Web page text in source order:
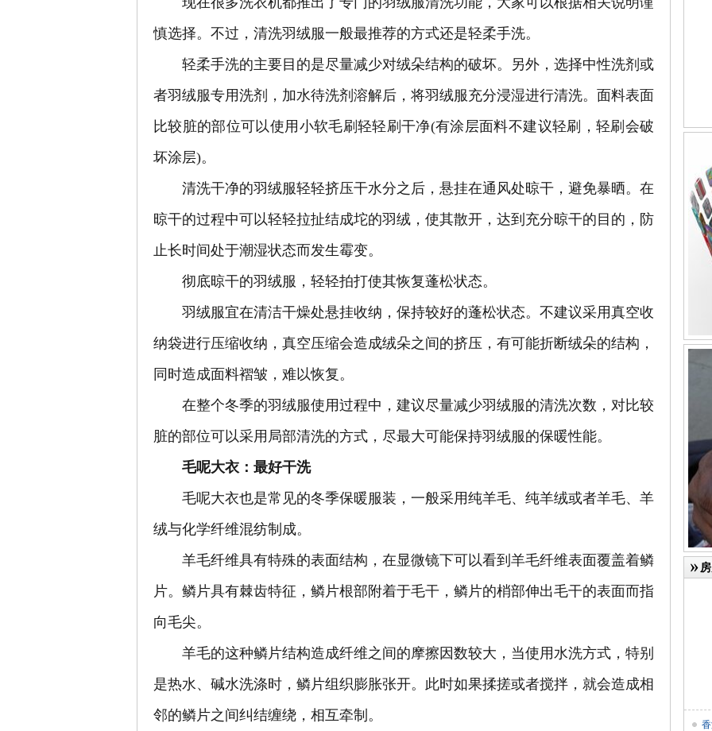
慎选择。不过，清洗羽绒服一般最推荐的方式还是轻柔手洗。
轻柔手洗的主要目的是尽量减少对绒朵结构的破坏。另外，选择中性洗剂或
者羽绒服专用洗剂，加水待洗剂溶解后，将羽绒服充分浸湿进行清洗。面料表面
比较脏的部位可以使用小软毛刷轻轻刷干净(有涂层面料不建议轻刷，轻刷会破
坏涂层)。
清洗干净的羽绒服轻轻挤压干水分之后，悬挂在通风处晾干，避免暴晒。在
晾干的过程中可以轻轻拉扯结成坨的羽绒，使其散开，达到充分晾干的目的，防
止长时间处于潮湿状态而发生霉变。
彻底晾干的羽绒服，轻轻拍打使其恢复蓬松状态。
羽绒服宜在清洁干燥处悬挂收纳，保持较好的蓬松状态。不建议采用真空收
纳袋进行压缩收纳，真空压缩会造成绒朵之间的挤压，有可能折断绒朵的结构，
同时造成面料褶皱，难以恢复。
在整个冬季的羽绒服使用过程中，建议尽量减少羽绒服的清洗次数，对比较
脏的部位可以采用局部清洗的方式，尽最大可能保持羽绒服的保暖性能。
毛呢大衣：最好干洗
毛呢大衣也是常见的冬季保暖服装，一般采用纯羊毛、纯羊绒或者羊毛、羊
绒与化学纤维混纺制成。
羊毛纤维具有特殊的表面结构，在显微镜下可以看到羊毛纤维表面覆盖着鳞
片。鳞片具有棘齿特征，鳞片根部附着于毛干，鳞片的梢部伸出毛干的表面而指
向毛尖。
羊毛的这种鳞片结构造成纤维之间的摩擦因数较大，当使用水洗方式，特别
是热水、碱水洗涤时，鳞片组织膨胀张开。此时如果揉搓或者搅拌，就会造成相
邻的鳞片之间纠结缠绕，相互牵制。